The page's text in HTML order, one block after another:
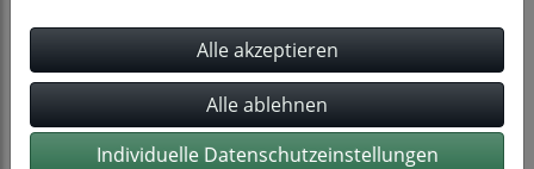
Individuelle Datenschutzeinstellungen